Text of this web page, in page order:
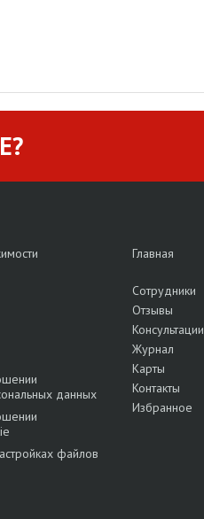
данных
файлов
Главная
Сотрудники
Отзывы
Консультации
Журнал
Карты
Контакты
Избранное